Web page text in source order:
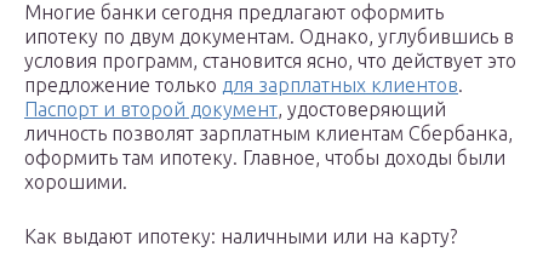
Многие банки сегодня предлагают оформить
ипотеку по двум документам. Однако, углубившись в
условия программ, становится ясно, что действует это
предложение только для зарплатных клиентов.
Паспорт и второй документ, удостоверяющий
личность позволят зарплатным клиентам Сбербанка,
оформить там ипотеку. Главное, чтобы доходы были
хорошими.
Как выдают ипотеку: наличными или на карту?